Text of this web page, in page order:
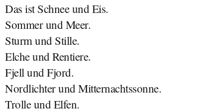
Das ist Schnee und Eis.
Sommer und Meer.
Sturm und Stille.
Elche und Rentiere.
Fjell und Fjord.
Nordlichter und Mitternachtssonne.
Trolle und Elfen.